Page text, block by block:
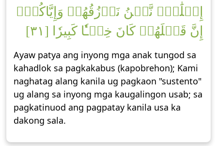
إِمۡلَٰقٖۖ نَّحۡنُ نَرۡزُقُهُمۡ وَإِيَّاكُمۡۚ
إِنَّ قَتۡلَهُمۡ كَانَ خِطۡـٔٗا كَبِيرٗا [٣١]
Ayaw patya ang inyong mga anak tungod sa
kahadlok sa pagkakabus (kapobrehon); Kami
naghatag alang kanila ug pagkaon "sustento"
ug alang sa inyong mga kaugalingon usab; sa
pagkatinuod ang pagpatay kanila usa ka
dakong sala.